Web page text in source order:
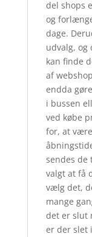
del shops
og
dage.
udvalg, og
kan finde
af
endda
i bussen
ved købe
for, at
sendes de
valgt at få
vælg det,
mange
det er slut
er der slet